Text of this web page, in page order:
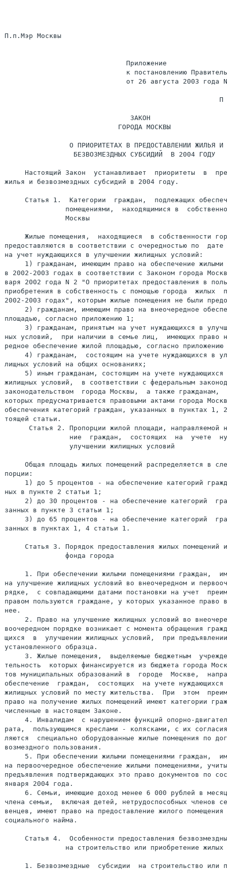
П.п.Мэр Москвы
                              Приложение
к постановлению
от 26 августа 2003 года
П
                               ЗАКОН
                            ГОРОДА МОСКВЫ
                О ПРИОРИТЕТАХ В ПРЕДОСТАВЛЕНИИ ЖИЛЬЯ И
                 БЕЗВОЗМЕЗДНЫХ СУБСИДИЙ  В 2004 ГОДУ
Настоящий Закон  устанавливает  приоритеты  в
жилья и безвозмездных субсидий в 2004 году.
Статья 1.  Категории  граждан,  подлежащих
помещениями,  находящимися в
               Москвы
Жилые помещения,  находящиеся  в собственности
предоставляются в соответствии с очередностью по  дате
на учет нуждающихся в улучшении жилищных условий:
1) гражданам, имеющим право на обеспечение жилыми
в 2002-2003 годах в соответствии с Законом города
варя 2002 года N 2 "О приоритетах предоставления в
приобретения в собственность с помощью города  жилых
2002-2003 годах", которым жилые помещения не были
2) гражданам, имеющим право на внеочередное
площадью, согласно приложению 1;
3) гражданам, принятым на учет нуждающихся в
ных условий,  при наличии в семье лиц,  имеющих право
редное обеспечение жилой площадью, согласно
4) гражданам,  состоящим на учете нуждающихся в
лищных условий на общих основаниях;
5) иным гражданам, состоящим на учете нуждающихся
жилищных условий,  в соответствии с федеральным
законодательством  города Москвы,  а также гражданам,
которых предусматривается правовыми актами города
обеспечения категорий граждан, указанных в пунктах
тоящей статьи.
Статья 2. Пропорции жилой площади, направляемой
ние  граждан,  состоящих  на  учете
                улучшении жилищных условий
Общая площадь жилых помещений распределяется в
порции:
1) до 5 процентов - на обеспечение категорий
ных в пункте 2 статьи 1;
2) до 30 процентов - на обеспечение категорий
занных в пункте 3 статьи 1;
3) до 65 процентов - на обеспечение категорий
занных в пунктах 1, 4 статьи 1.
Статья 3. Порядок предоставления жилых помещений
               фонда города
1. При обеспечении жилыми помещениями граждан,
на улучшение жилищных условий во внеочередном и
рядке,  с совпадающими датами постановки на учет
правом пользуются граждане, у которых указанное право
нее.
2. Право на улучшение жилищных условий во
воочередном порядке возникает с момента обращения
щихся  в  улучшении жилищных условий,  при
установленного образца.
3. Жилые помещения,  выделяемые бюджетным
тельность  которых финансируется из бюджета города
тов муниципальных образований в  городе  Москве,
обеспечение  граждан,  состоящих  на учете нуждающихся
жилищных условий по месту жительства.  При  этом
право на получение жилых помещений имеют категории
численные в настоящем Законе.
4. Инвалидам  с нарушением функций опорно-
рата,  пользующимся креслами - колясками, с их
ляются  специально оборудованные жилые помещения по
возмездного пользования.
5. При обеспечении жилыми помещениями граждан,
на первоочередное обеспечение жилыми помещениями,
предъявления подтверждающих это право документов по
января 2004 года.
6. Семьи, имеющие доход менее 6 000 рублей в
члена семьи,  включая детей, нетрудоспособных членов
венцев, имеют право на предоставление жилого помещения
социального найма.
Статья 4.  Особенности предоставления
на строительство или приобретение жилых
1. Безвозмездные  субсидии  на строительство или